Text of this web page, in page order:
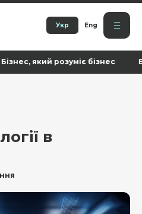
Укр Eng
розуміє бізнес
в